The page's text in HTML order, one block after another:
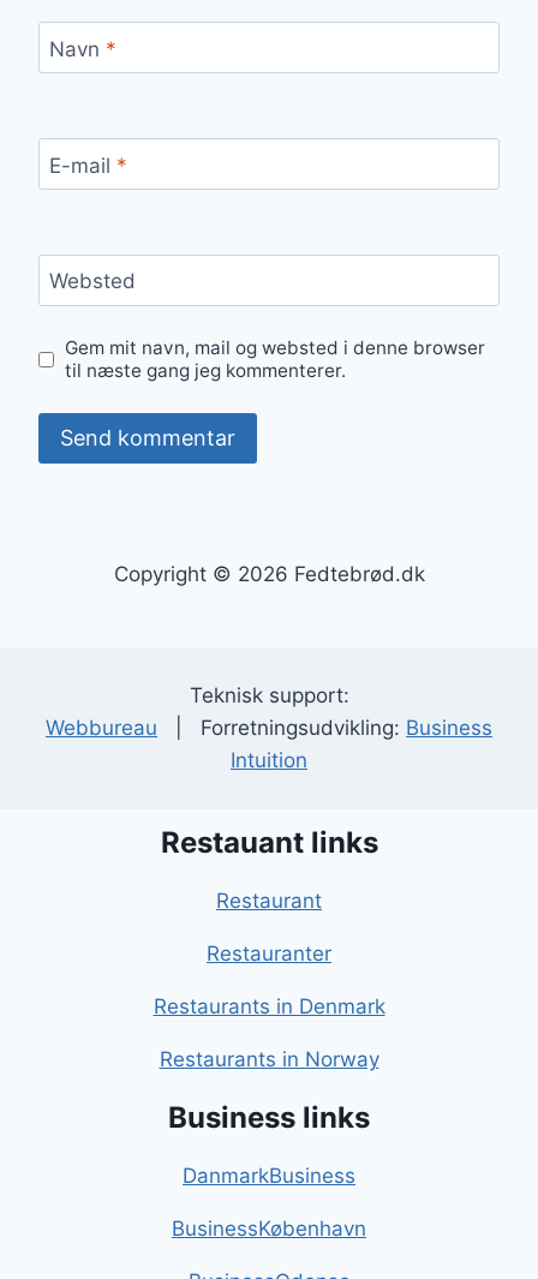
Navn *
E-mail *
Websted
Gem mit navn, mail og websted i denne browser
til næste gang jeg kommenterer.
Copyright © 2026 Fedtebrød.dk
Teknisk support:
Webbureau | Forretningsudvikling: Business
Intuition
Restauant links
Restaurant
Restauranter
Restaurants in Denmark
Restaurants in Norway
Business links
DanmarkBusiness
BusinessKøbenhavn